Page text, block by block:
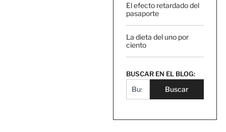
El efecto retardado del
pasaporte
La dieta del uno por
ciento
BUSCAR EN EL BLOG:
Buscar